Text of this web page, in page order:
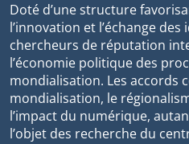
Doté d’une structure
l’innovation et l’échange des
chercheurs de réputation
l’économie politique des
mondialisation. Les accords
mondialisation, le
l’impact du numérique,
l’objet des recherche du